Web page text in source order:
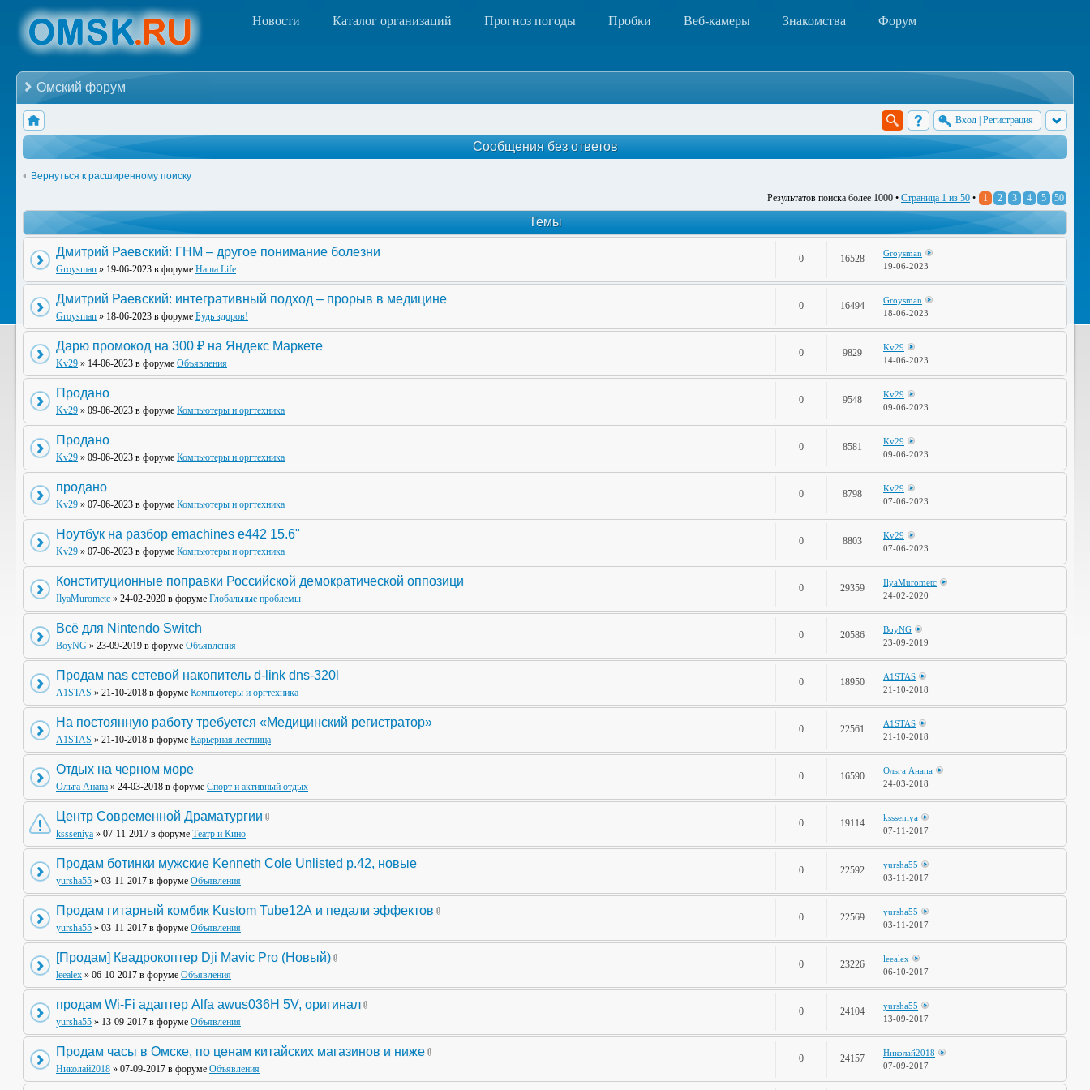
Новости Каталог организаций Прогноз погоды Пробки Веб-камеры Знакомства Форум
Омский форум
Вход Регистрация
Сообщения без ответов
Вернуться к расширенному поиску
Результатов поиска более 1000 • Страница 1 из 50 • 1 2 3 4 5 50
Темы
Дмитрий Раевский: ГНМ – другое понимание болезни
Groysman » 19-06-2023 в форуме Наша Life
0 16528
Groysman
19-06-2023
Дмитрий Раевский: интегративный подход – прорыв в медицине
Groysman » 18-06-2023 в форуме Будь здоров!
0 16494
Groysman
18-06-2023
Дарю промокод на 300 ₽ на Яндекс Маркете
Kv29 » 14-06-2023 в форуме Объявления
0 9829
Kv29
14-06-2023
Продано
Kv29 » 09-06-2023 в форуме Компьютеры и оргтехника
0 9548
Kv29
09-06-2023
Продано
Kv29 » 09-06-2023 в форуме Компьютеры и оргтехника
0 8581
Kv29
09-06-2023
продано
Kv29 » 07-06-2023 в форуме Компьютеры и оргтехника
0 8798
Kv29
07-06-2023
Ноутбук на разбор emachines e442 15.6"
Kv29 » 07-06-2023 в форуме Компьютеры и оргтехника
0 8803
Kv29
07-06-2023
Конституционные поправки Российской демократической оппозици
IlyaMurometc » 24-02-2020 в форуме Глобальные проблемы
0 29359
IlyaMurometc
24-02-2020
Всё для Nintendo Switch
BoyNG » 23-09-2019 в форуме Объявления
0 20586
BoyNG
23-09-2019
Продам nas сетевой накопитель d-link dns-320l
A1STAS » 21-10-2018 в форуме Компьютеры и оргтехника
0 18950
A1STAS
21-10-2018
На постоянную работу требуется «Медицинский регистратор»
A1STAS » 21-10-2018 в форуме Карьерная лестница
0 22561
A1STAS
21-10-2018
Отдых на черном море
Ольга Анапа » 24-03-2018 в форуме Спорт и активный отдых
0 16590
Ольга Анапа
24-03-2018
Центр Современной Драматургии
kssseniya » 07-11-2017 в форуме Театр и Кино
0 19114
kssseniya
07-11-2017
Продам ботинки мужские Kenneth Cole Unlisted р.42, новые
yursha55 » 03-11-2017 в форуме Объявления
0 22592
yursha55
03-11-2017
Продам гитарный комбик Kustom Tube12А и педали эффектов
yursha55 » 03-11-2017 в форуме Объявления
0 22569
yursha55
03-11-2017
[Продам] Квадрокоптер Dji Mavic Pro (Новый)
leealex » 06-10-2017 в форуме Объявления
0 23226
leealex
06-10-2017
продам Wi-Fi адаптер Alfa awus036H 5V, оригинал
yursha55 » 13-09-2017 в форуме Объявления
0 24104
yursha55
13-09-2017
Продам часы в Омске, по ценам китайских магазинов и ниже
Николай2018 » 07-09-2017 в форуме Объявления
0 24157
Николай2018
07-09-2017